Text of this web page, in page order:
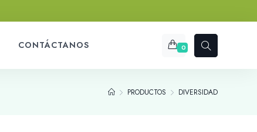
CONTÁCTANOS 0
PRODUCTOS DIVERSIDAD